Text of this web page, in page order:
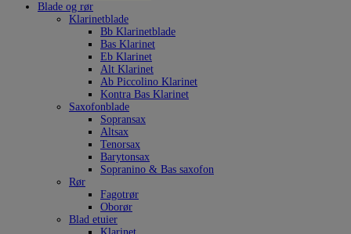
Blade og rør
Klarinetblade
Bb Klarinetblade
Bas Klarinet
Eb Klarinet
Alt Klarinet
Ab Piccolino Klarinet
Kontra Bas Klarinet
Saxofonblade
Sopransax
Altsax
Tenorsax
Barytonsax
Sopranino & Bas saxofon
Rør
Fagotrør
Oborør
Blad etuier